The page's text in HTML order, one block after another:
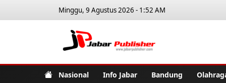
Minggu, 9 Agustus 2026 - 1:52 AM
Nasional Info Jabar Bandung